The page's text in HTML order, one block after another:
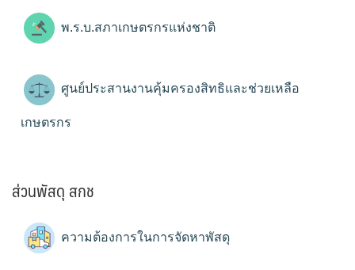
พ.ร.บ.สภาเกษตรกรแห่งชาติ
ศูนย์ประสานงานคุ้มครองสิทธิและช่วยเหลือ
เกษตรกร
ส่วนพัสดุ สกช
ความต้องการในการจัดหาพัสดุ